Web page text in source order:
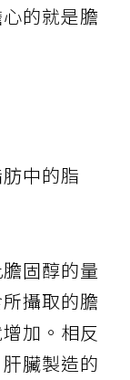
的就是膽
中的脂
固醇的量
攝取的膽
加。相反
臟製造的